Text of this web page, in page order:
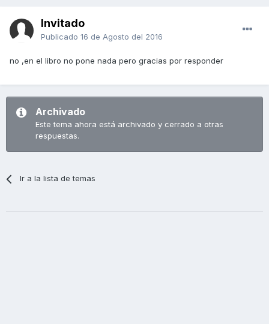
Invitado
Publicado 16 de Agosto del 2016
no ,en el libro no pone nada pero gracias por responder
Archivado
Este tema ahora está archivado y cerrado a otras
respuestas.
Ir a la lista de temas